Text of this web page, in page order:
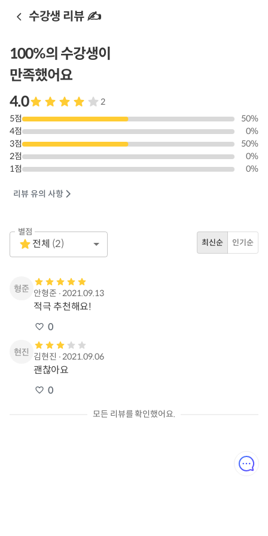
수강생 리뷰 ✍️
100%의 수강생이
만족했어요
4.0
2
5점 50%
4점 0%
3점 50%
2점 0%
1점 0%
리뷰 유의 사항
별점
1 Star
Empty
전체 (2) 최신순 인기순
안형준 ∙2021.09.13
적극 추천해요!
0
김현진 ∙2021.09.06
괜찮아요
0
모든 리뷰를 확인했어요.